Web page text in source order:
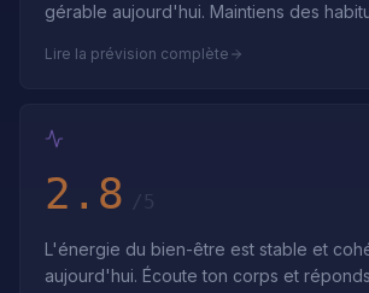
gérable aujourd'hui. Maintiens des habitudes financières
Lire la prévision complète
2.8 /5
L'énergie du bien-être est stable et
aujourd'hui. Écoute ton corps et réponds à ses besoins